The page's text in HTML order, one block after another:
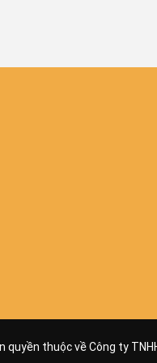
quyền thuộc về Công ty